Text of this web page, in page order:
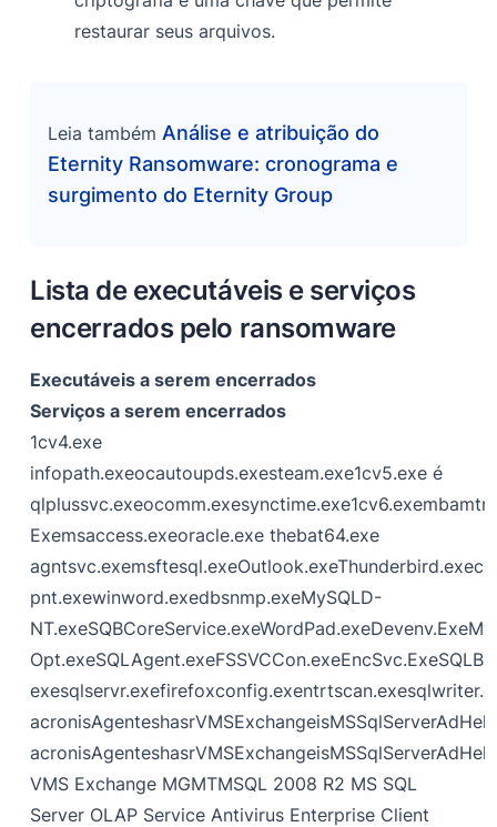
restaurar seus arquivos.
Leia também Análise e atribuição do
Eternity Ransomware: cronograma e
surgimento do Eternity Group
Lista de executáveis e serviços
encerrados pelo ransomware
Executáveis a serem encerrados
Serviços a serem encerrados
1cv4.exe
infopath.exeocautoupds.exesteam.exe1cv5.exe é
Exemsaccess.exeoracle.exe thebat64.exe
pnt.exewinword.exedbsnmp.exeMySQLD-
VMS Exchange MGMTMSQL 2008 R2 MS SQL
Server OLAP Service Antivirus Enterprise Client